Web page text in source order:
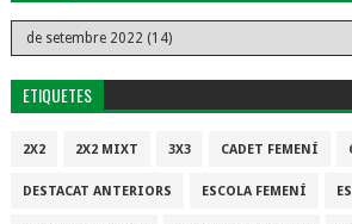
ETIQUETES
2X2 2X2 MIXT 3X3 CADET FEMENÍ
DESTACAT ANTERIORS ESCOLA FEMENÍ